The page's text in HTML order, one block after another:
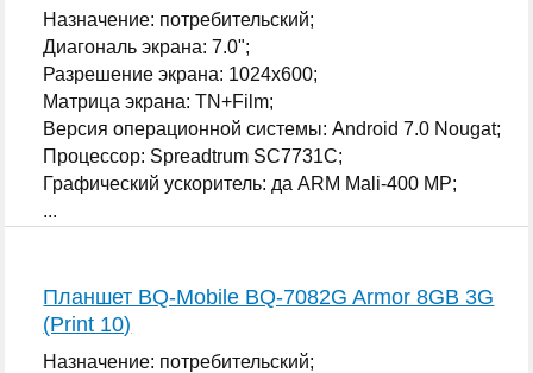
Назначение: потребительский;
Диагональ экрана: 7.0";
Разрешение экрана: 1024x600;
Матрица экрана: TN+Film;
Версия операционной системы: Android 7.0 Nougat;
Процессор: Spreadtrum SC7731C;
Графический ускоритель: да ARM Mali-400 MP;
...
Планшет BQ-Mobile BQ-7082G Armor 8GB 3G
(Print 10)
Назначение: потребительский;